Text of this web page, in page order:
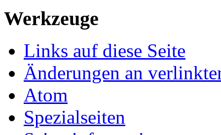
Werkzeuge
Links auf diese Seite
Änderungen an
Atom
Spezialseiten